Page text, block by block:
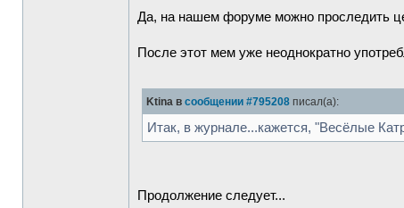
Да, на нашем форуме можно проследить
После этот мем уже неоднократно
Ktina в сообщении #795208 писал(а):
Итак, в журнале...кажется, "Весёлые
Продолжение следует...